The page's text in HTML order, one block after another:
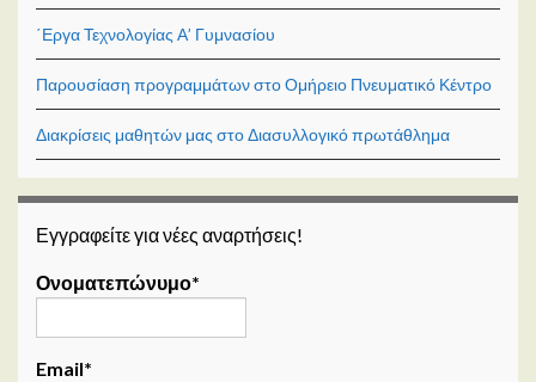
΄Εργα Τεχνολογίας Α’ Γυμνασίου
Παρουσίαση προγραμμάτων στο Ομήρειο Πνευματικό Κέντρο
Διακρίσεις μαθητών μας στο Διασυλλογικό πρωτάθλημα
Εγγραφείτε για νέες αναρτήσεις!
Ονοματεπώνυμο*
Email*